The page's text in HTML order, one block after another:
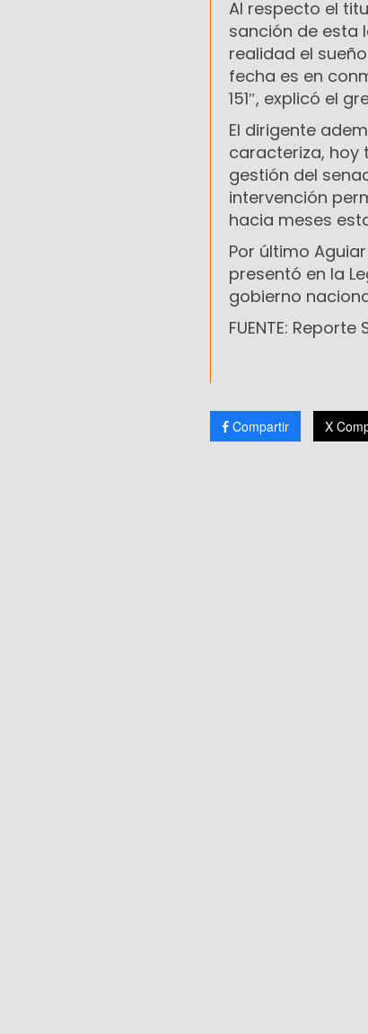
Al respecto el
sanción de esta
realidad el
fecha es en
151″, explicó el
El dirigente
caracteriza, hoy
gestión del
intervención
hacia meses
Por último
presentó en la
gobierno
FUENTE: Reporte
Compartir X